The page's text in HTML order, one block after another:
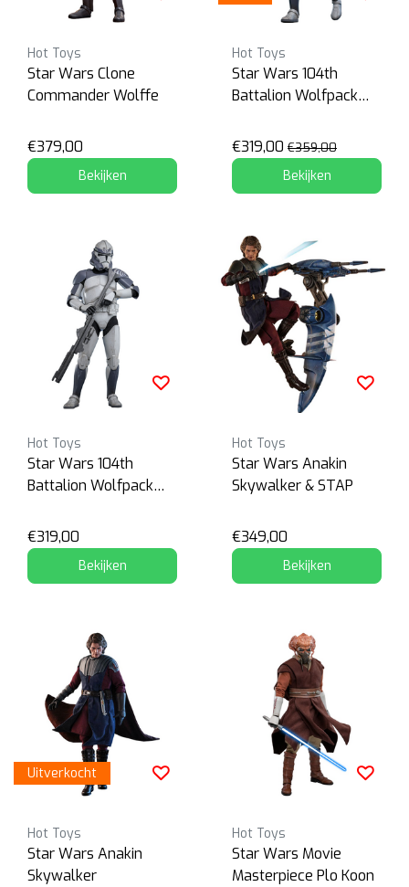
Hot Toys
Star Wars Clone
Commander Wolffe
€379,00
Bekijken
Hot Toys
Star Wars 104th
Battalion Wolfpack
Version
€319,00 €359,00
Bekijken
Hot Toys
Star Wars 104th
Battalion Wolfpack
€319,00
Bekijken
Hot Toys
Star Wars Anakin
Skywalker & STAP
€349,00
Bekijken
Uitverkocht
Hot Toys
Star Wars Anakin
Skywalker
Hot Toys
Star Wars Movie
Masterpiece Plo Koon